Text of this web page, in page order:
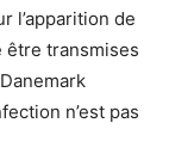
l’apparition de
être transmises
n’est pas